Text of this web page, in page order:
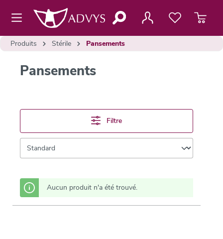
principal
Produits Stérile Pansements
Pansements
Filtre
Aucun produit n'a été trouvé.